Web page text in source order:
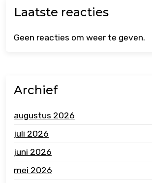
Laatste reacties
Geen reacties om weer te geven.
Archief
augustus 2026
juli 2026
juni 2026
mei 2026